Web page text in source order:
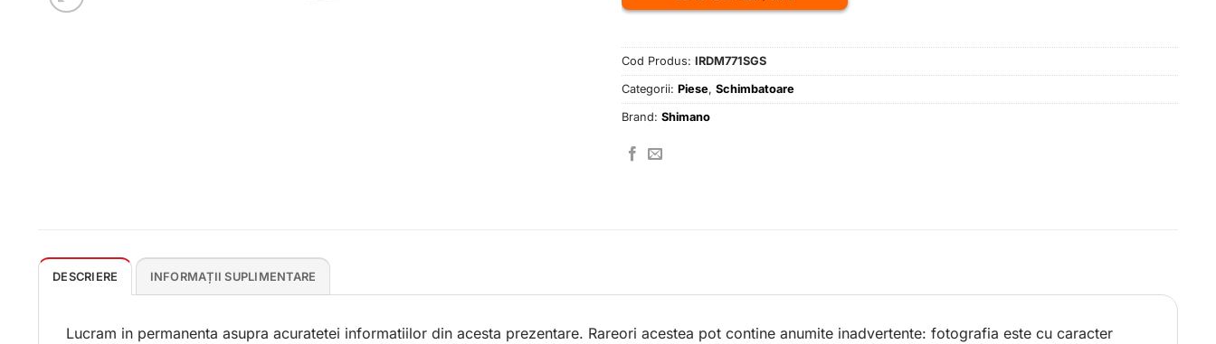
Cod Produs: IRDM771SGS
Categorii: Piese, Schimbatoare
Brand: Shimano
DESCRIERE INFORMAȚII SUPLIMENTARE
Lucram in permanenta asupra acuratetei informatiilor din acesta prezentare. Rareori acestea pot contine anumite inadvertente: fotografia este cu caracter